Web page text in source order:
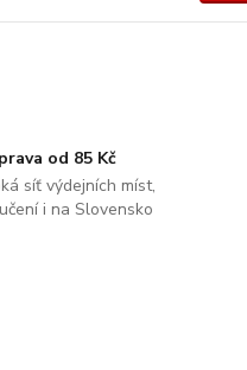
od 85 Kč
síť výdejních míst,
i na Slovensko